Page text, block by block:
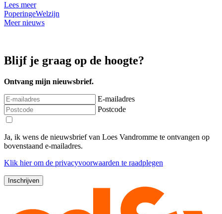
Lees meer
PoperingeWelzijn
Meer nieuws
Blijf je graag op de hoogte?
Ontvang mijn nieuwsbrief.
E-mailadres
Postcode
Ja, ik wens de nieuwsbrief van Loes Vandromme te ontvangen op
bovenstaand e-mailadres.
Klik hierom de privacyvoorwaarden te raadplegen